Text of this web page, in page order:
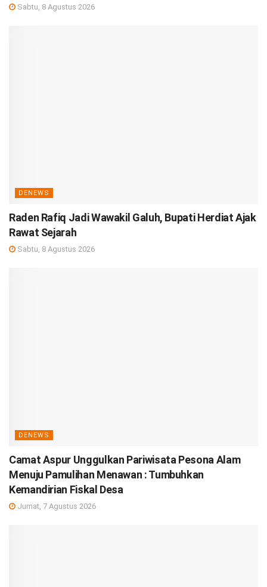
Sabtu, 8 Agustus 2026
DENEWS
Raden Rafiq Jadi Wawakil Galuh, Bupati Herdiat Ajak
Rawat Sejarah
Sabtu, 8 Agustus 2026
DENEWS
Camat Aspur Unggulkan Pariwisata Pesona Alam
Menuju Pamulihan Menawan : Tumbuhkan
Kemandirian Fiskal Desa
Jumat, 7 Agustus 2026